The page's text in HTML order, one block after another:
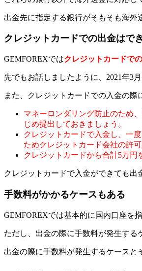
出金先に指定する銀行がそもそも海外
クレジットカードでの出金はで
GEMFOREXではクレジットカードで
先でもお話しましたように、2021年3
また、クレジットカードでの入金の際
マネーロンダリング防止のため
じめ提出しておきましょう。
クレジットカードで入金し、一
ためクレジットカード会社の許
クレジットカードから合計5万円
クレジットカードで入金ができても出
手数料がかかるケースもある
GEMFOREXでは基本的に国内口座を
ただし、出金の際に手数料が発生する
出金の際に手数料が発生するケースと